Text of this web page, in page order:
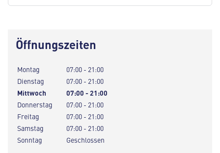
Öffnungszeiten
Montag
07:00 - 21:00
Dienstag
07:00 - 21:00
Mittwoch
07:00 - 21:00
Donnerstag
07:00 - 21:00
Freitag
07:00 - 21:00
Samstag
07:00 - 21:00
Sonntag
Geschlossen